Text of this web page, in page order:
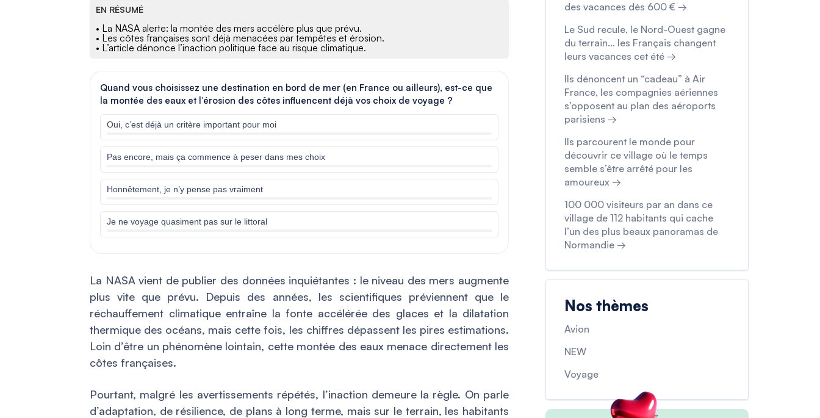
EN RÉSUMÉ
• La NASA alerte: la montée des mers accélère plus que prévu.
• Les côtes françaises sont déjà menacées par tempêtes et érosion.
• L’article dénonce l’inaction politique face au risque climatique.
Quand vous choisissez une destination en bord de mer (en France ou ailleurs), est-ce que
la montée des eaux et l’érosion des côtes influencent déjà vos choix de voyage ?
Oui, c’est déjà un critère important pour moi
Pas encore, mais ça commence à peser dans mes choix
Honnêtement, je n’y pense pas vraiment
Je ne voyage quasiment pas sur le littoral
La NASA vient de publier des données inquiétantes : le niveau des mers augmente
plus vite que prévu. Depuis des années, les scientifiques préviennent que le
réchauffement climatique entraîne la fonte accélérée des glaces et la dilatation
thermique des océans, mais cette fois, les chiffres dépassent les pires estimations.
Loin d’être un phénomène lointain, cette montée des eaux menace directement les
côtes françaises.
Pourtant, malgré les avertissements répétés, l’inaction demeure la règle. On parle
d’adaptation, de résilience, de plans à long terme, mais sur le terrain, les habitants
des vacances dès 600 € →
Le Sud recule, le Nord-Ouest gagne
du terrain… les Français changent
leurs vacances cet été →
Ils dénoncent un “cadeau” à Air
France, les compagnies aériennes
s’opposent au plan des aéroports
parisiens →
Ils parcourent le monde pour
découvrir ce village où le temps
semble s’être arrêté pour les
amoureux →
100 000 visiteurs par an dans ce
village de 112 habitants qui cache
l’un des plus beaux panoramas de
Normandie →
Nos thèmes
Avion
NEW
Voyage